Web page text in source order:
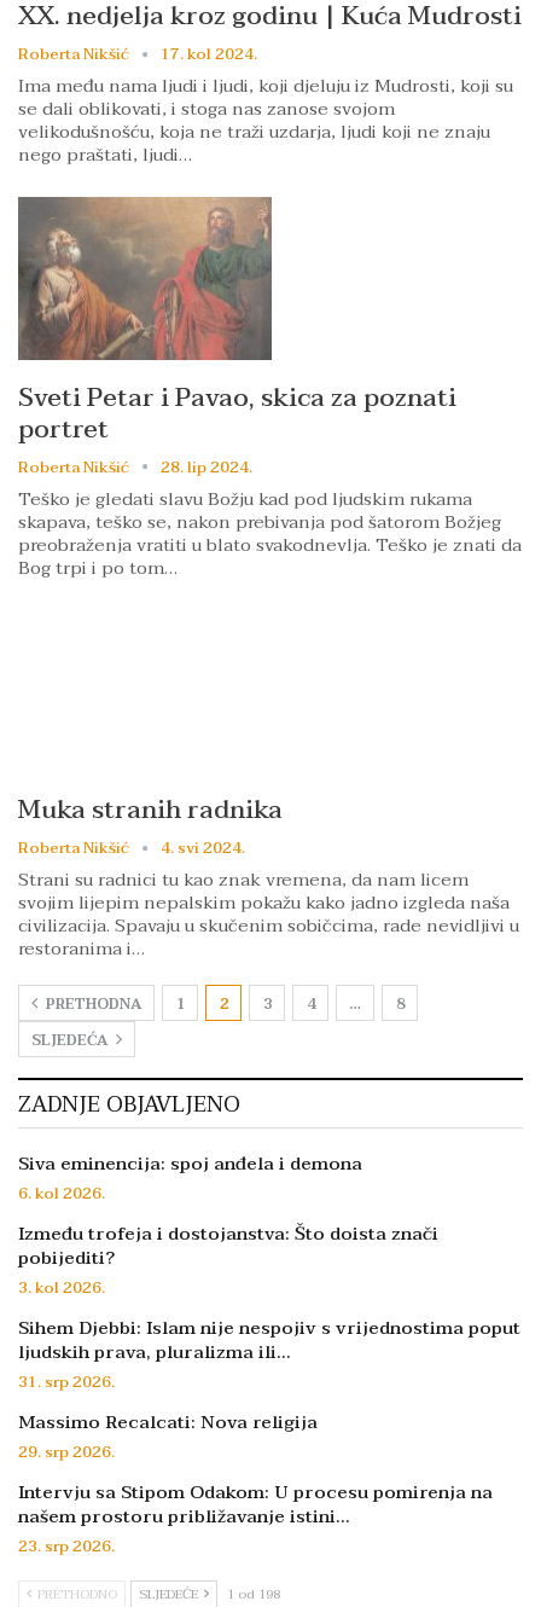
XX. nedjelja kroz godinu | Kuća Mudrosti
Roberta Nikšić 17. kol 2024.
Ima među nama ljudi i ljudi, koji djeluju iz Mudrosti, koji su
se dali oblikovati, i stoga nas zanose svojom
velikodušnošću, koja ne traži uzdarja, ljudi koji ne znaju
nego praštati, ljudi…
Sveti Petar i Pavao, skica za poznati
portret
Roberta Nikšić 28. lip 2024.
Teško je gledati slavu Božju kad pod ljudskim rukama
skapava, teško se, nakon prebivanja pod šatorom Božjeg
preobraženja vratiti u blato svakodnevlja. Teško je znati da
Bog trpi i po tom…
Muka stranih radnika
Roberta Nikšić 4. svi 2024.
Strani su radnici tu kao znak vremena, da nam licem
svojim lijepim nepalskim pokažu kako jadno izgleda naša
civilizacija. Spavaju u skučenim sobičcima, rade nevidljivi u
restoranima i…
PRETHODNA 1 2 3 4 …
8
SLJEDEĆA
ZADNJE OBJAVLJENO
Siva eminencija: spoj anđela i demona
6. kol 2026.
Između trofeja i dostojanstva: Što doista znači
pobijediti?
3. kol 2026.
Sihem Djebbi: Islam nije nespojiv s vrijednostima poput
ljudskih prava, pluralizma ili…
31. srp 2026.
Massimo Recalcati: Nova religija
29. srp 2026.
Intervju sa Stipom Odakom: U procesu pomirenja na
našem prostoru približavanje istini…
23. srp 2026.
PRETHODNO SLJEDEĆE 1 od 198